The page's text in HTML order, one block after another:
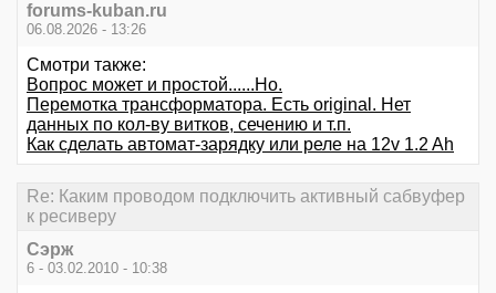
forums-kuban.ru
06.08.2026 - 13:26
Смотри также:
Вопрос может и простой......Но.
Перемотка трансформатора. Есть original. Нет
данных по кол-ву витков, сечению и т.п.
Как сделать автомат-зарядку или реле на 12v 1.2 Ah
Re: Каким проводом подключить активный сабвуфер
к ресиверу
Сэрж
6 - 03.02.2010 - 10:38